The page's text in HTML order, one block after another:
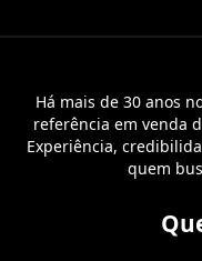
Há mais de 30 anos
referência em venda
Experiência,
quem